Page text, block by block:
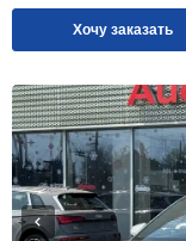
Хочу заказать